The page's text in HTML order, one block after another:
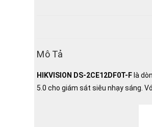
số
Mô Tả
HIKVISION DS-2CE12DF0T-F là
5.0 cho giám sát siêu nhạy sáng.